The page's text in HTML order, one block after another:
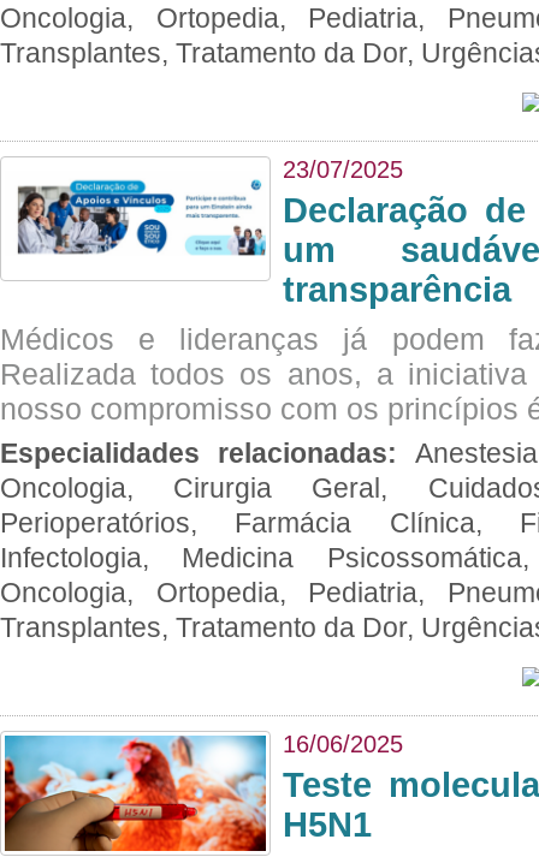
Oncologia, Ortopedia, Pediatria,
Transplantes, Tratamento da Dor,
23/07/2025
Declaração
um
transparência
Médicos e lideranças já podem
Realizada todos os anos, a
nosso compromisso com os princípios
Especialidades relacionadas:
Oncologia, Cirurgia Geral,
Perioperatórios, Farmácia Clínica,
Infectologia, Medicina
Oncologia, Ortopedia, Pediatria,
Transplantes, Tratamento da Dor,
16/06/2025
Teste
H5N1